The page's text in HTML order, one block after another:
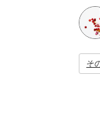
そ